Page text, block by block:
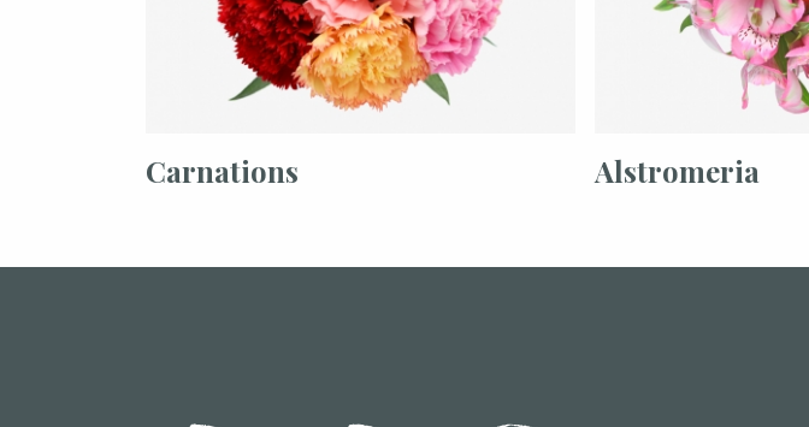
Carnations Alstromeria